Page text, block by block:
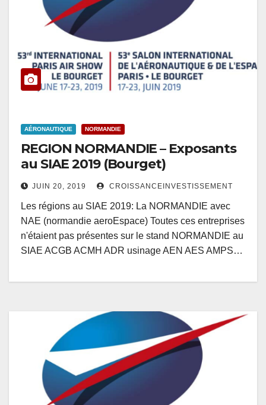
AÉRONAUTIQUE NORMANDIE
REGION NORMANDIE – Exposants
au SIAE 2019 (Bourget)
JUIN 20, 2019 CROISSANCEINVESTISSEMENT
Les régions au SIAE 2019: La NORMANDIE avec
NAE (normandie aeroEspace) Toutes ces entreprises
n'étaient pas présentes sur le stand NORMANDIE au
SIAE ACGB ACMH ADR usinage AEN AES AMPS…